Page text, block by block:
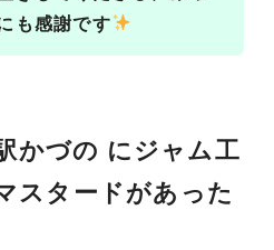
も感謝です
かづの にジャム工
スタードがあった